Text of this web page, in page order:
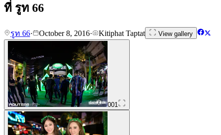
ที่ รูท 66
รูท 66· October 8, 2016· Kitiphat Taptat View gallery
001